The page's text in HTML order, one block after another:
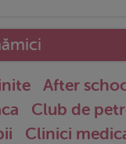
After
Club de
Clinici